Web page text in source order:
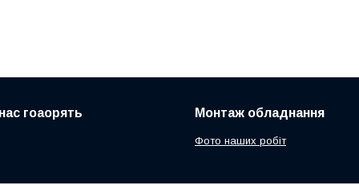
гоаорять Монтаж обладнання
Фото наших робіт